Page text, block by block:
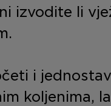
izvodite li
i
koljenima,